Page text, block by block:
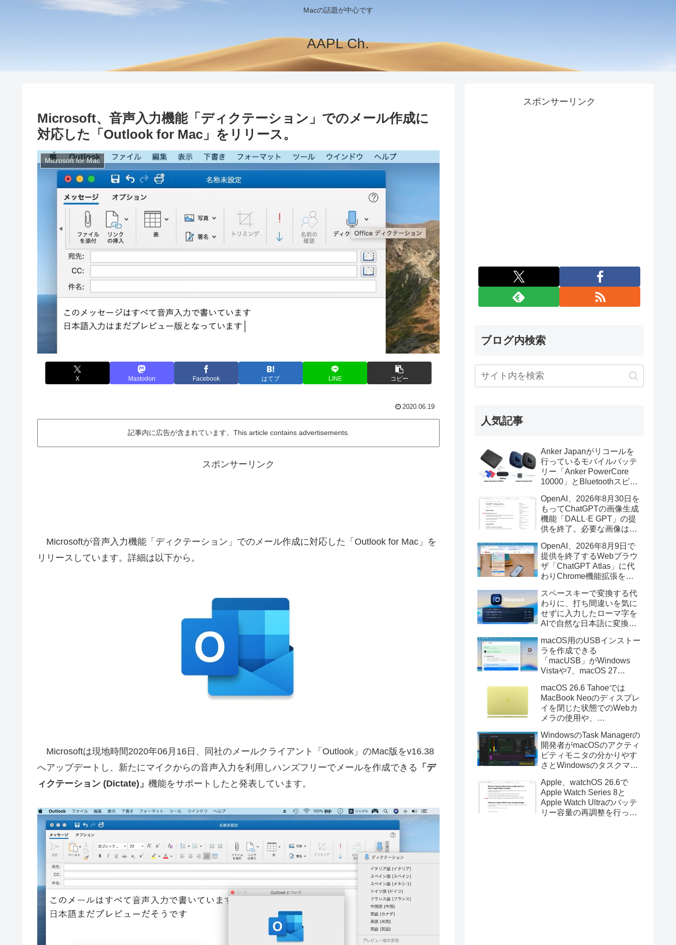
Macの話題が中心です
AAPL Ch.
Microsoft、音声入力機能「ディクテーション」でのメール作成に
対応した「Outlook for Mac」をリリース。
Microsoft for Mac
X Mastodon Facebook はてブ LINE コピー
2020.06.19
記事内に広告が含まれています。This article contains advertisements.
スポンサーリンク
Microsoftが音声入力機能「ディクテーション」でのメール作成に対応した「Outlook for Mac」を
リリースしています。詳細は以下から。
Microsoftは現地時間2020年06月16日、同社のメールクライアント「Outlook」のMac版をv16.38
へアップデートし、新たにマイクからの音声入力を利用しハンズフリーでメールを作成できる 「デ
ィクテーション (Dictate)」 機能をサポートしたと発表しています。
スポンサーリンク
ブログ内検索
人気記事
Anker Japanがリコールを
行っているモバイルバッテ
リー「Anker PowerCore
10000」とBluetoothスピー
辺を焼損する火災が6月に3
件発生していたそうなので
注意を。
OpenAI、2026年8月30日を
もってChatGPTの画像生成
機能「DALL·E GPT」の提
供を終了。必要な画像は期
OpenAI、2026年8月9日で
提供を終了するWebブラウ
ザ「ChatGPT Atlas」に代
わりChrome機能拡張をア
画の質問やAsk ChatGPT機
能を追加。
スペースキーで変換する代
わりに、打ち間違いを気に
せずに入力したローマ字を
AIで自然な日本語に変換し
力アプリ「Nospace」がリ
リース。
macOS用のUSBインストー
ラを作成できる
「macUSB」がWindows
Vistaや7、macOS 27
トーラの作成に対応。
macOS 26.6 Tahoeでは
MacBook Neoのディスプレ
イを閉じた状態でのWebカ
メラの使用や、
利用しMacBook Neoを復元
する際の安定性が向上。
WindowsのTask Managerの
開発者がmacOSのアクティ
ビティモニタの分かりやす
さとWindowsのタスクマネ
Mac用システムモニタアプ
リ「Task Manager TMOG」
のBeta版を公開。
Apple、watchOS 26.6で
Apple Watch Series 8と
Apple Watch Ultraのバッテ
リー容量の再調整を行った